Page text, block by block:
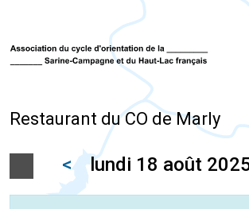
Restaurant du CO de Marly
< lundi 18 août